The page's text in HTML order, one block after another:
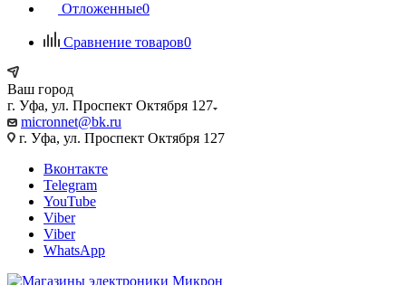
Отложенные0
Сравнение товаров0
Ваш город
г. Уфа, ул. Проспект Октября 127
micronnet@bk.ru
г. Уфа, ул. Проспект Октября 127
Вконтакте
Telegram
YouTube
Viber
Viber
WhatsApp